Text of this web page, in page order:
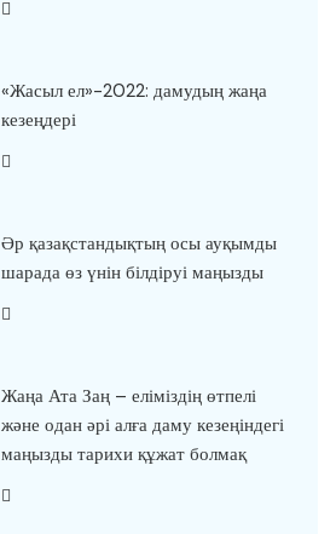
«Жасыл ел»-2022: дамудың жаңа
кезеңдері
Әр қазақстандықтың осы ауқымды
шарада өз үнін білдіруі маңызды
Жаңа Ата Заң – еліміздің өтпелі
және одан әрі алға даму кезеңіндегі
маңызды тарихи құжат болмақ